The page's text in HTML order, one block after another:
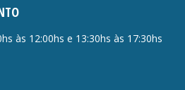
às 12:00hs e 13:30hs às 17:30hs